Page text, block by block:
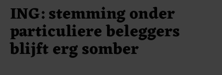
ING: stemming onder
particuliere beleggers
blijft erg somber